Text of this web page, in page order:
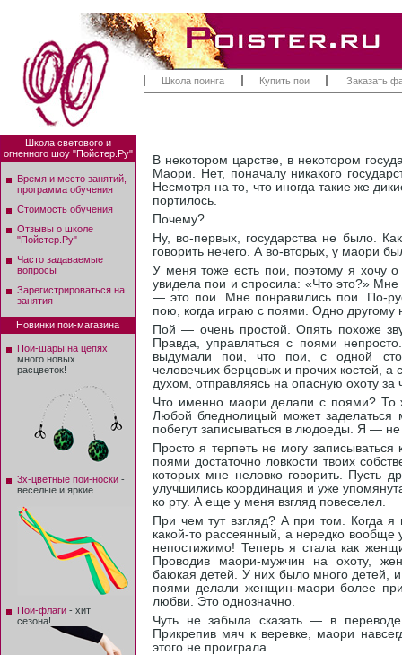
Школа поинга Купить пои Заказать
В некотором царстве, в некотором
Маори. Нет, поначалу никакого
Несмотря на то, что иногда такие же
портилось.
Почему?
Ну, во-первых, государства не было.
говорить нечего. А во-вторых, у маори
У меня тоже есть пои, поэтому я хочу
увидела пои и спросила: «Что это?»
— это пои. Мне понравились пои. По-
пою, когда играю с поями. Одно другому
Пой — очень простой. Опять похоже
Правда, управляться с поями
выдумали пои, что пои, с одной
человечьих берцовых и прочих костей, а
духом, отправляясь на опасную охоту за
Что именно маори делали с поями? То
Любой бледнолицый может заделаться
побегут записываться в людоеды. Я —
Просто я терпеть не могу
поями достаточно ловкости твоих
которых мне неловко говорить. Пусть
улучшились координация и уже
ко рту. А еще у меня взгляд повеселел.
При чем тут взгляд? А при том. Когда
какой-то рассеянный, а нередко вообще
непостижимо! Теперь я стала как
Проводив маори-мужчин на охоту,
баюкая детей. У них было много детей,
поями делали женщин-маори более
любви. Это однозначно.
Чуть не забыла сказать — в
Прикрепив мяч к веревке, маори
этого не проиграла.
Школа светового и
огненного шоу "Пойстер.Ру"
Время и место занятий,
программа обучения
Стоимость обучения
Отзывы о школе
"Пойстер.Ру"
Часто задаваемые
вопросы
Зарегистрироваться на
занятия
Новинки пои-магазина
Пои-шары на цепях
много новых
расцветок!
3х-цветные пои-носки -
веселые и яркие
Пои-флаги - хит
сезона!